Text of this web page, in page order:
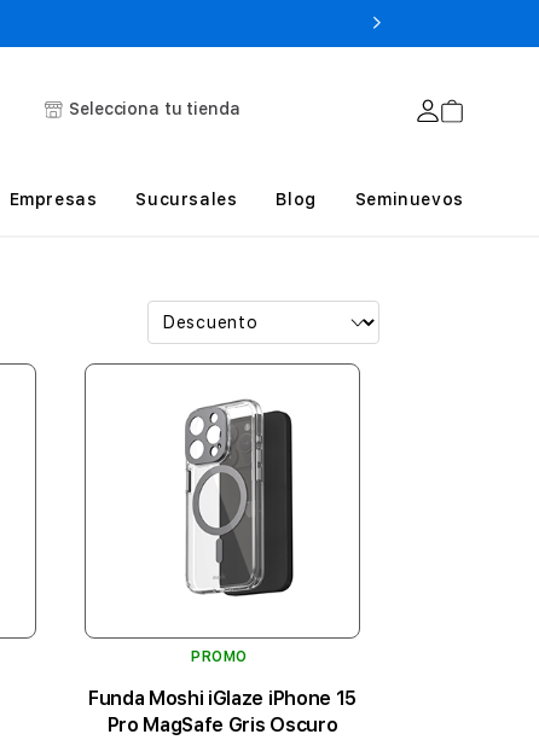
Selecciona tu tienda
Empresas Sucursales Blog Seminuevos
PROMO
Funda Moshi iGlaze iPhone 15
Pro MagSafe Gris Oscuro